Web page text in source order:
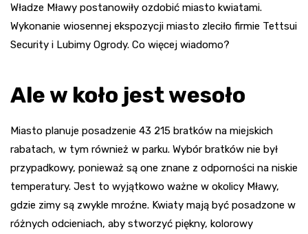
Władze Mławy postanowiły ozdobić miasto kwiatami.
Wykonanie wiosennej ekspozycji miasto zleciło firmie Tettsui
Security i Lubimy Ogrody. Co więcej wiadomo?
Ale w koło jest wesoło
Miasto planuje posadzenie 43 215 bratków na miejskich
rabatach, w tym również w parku. Wybór bratków nie był
przypadkowy, ponieważ są one znane z odporności na niskie
temperatury. Jest to wyjątkowo ważne w okolicy Mławy,
gdzie zimy są zwykle mroźne. Kwiaty mają być posadzone w
różnych odcieniach, aby stworzyć piękny, kolorowy